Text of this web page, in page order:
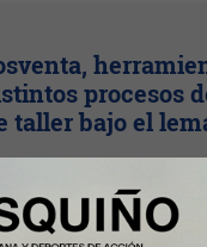
procesos
taller bajo el